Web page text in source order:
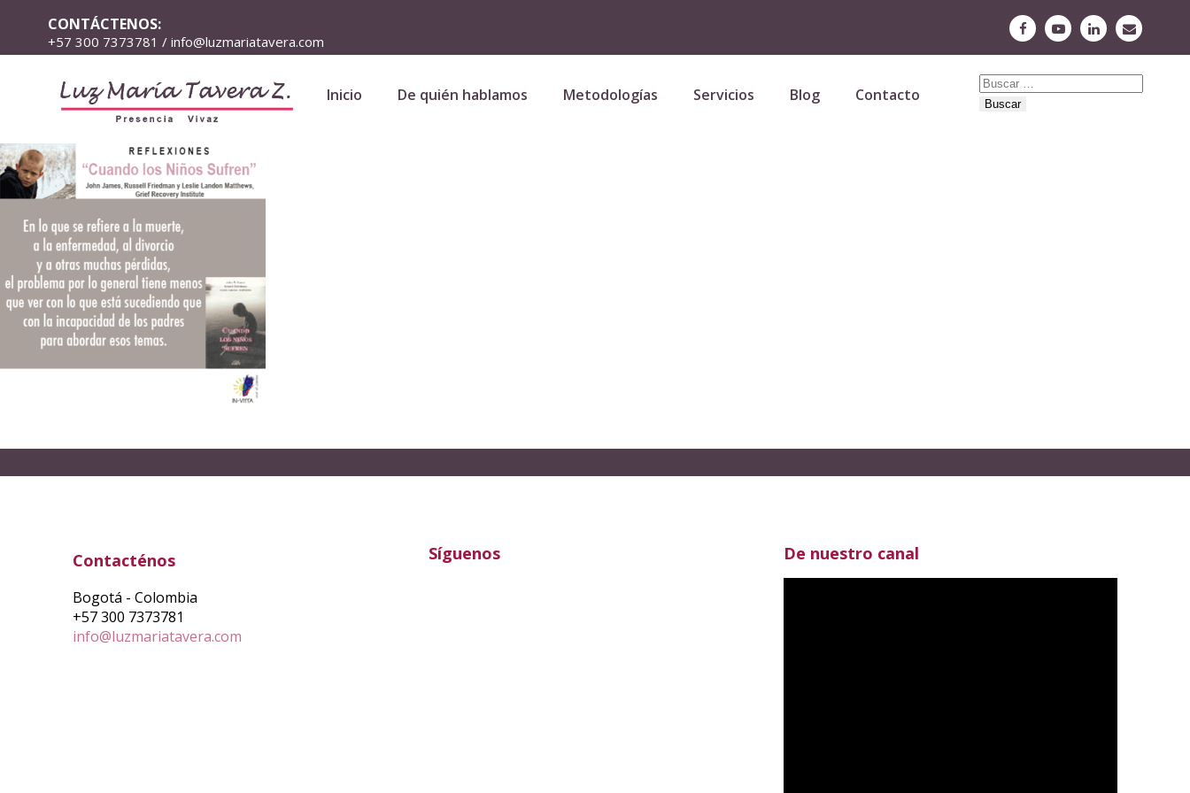
CONTÁCTENOS:
+57 300 7373781 / info@luzmariatavera.com
Inicio De quién hablamos Metodologías Servicios Blog Contacto
Buscar:
Contacténos
Bogotá - Colombia
+57 300 7373781
info@luzmariatavera.com
Síguenos De nuestro canal